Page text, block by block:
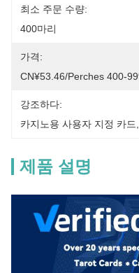
최소 주문 수량:
400마리
가격:
CN¥53.46/perches 400-
강조하다:
카지노용 사용자 지정 카드
제품 설명